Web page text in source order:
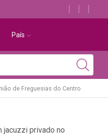
País
de Freguesias do Centro
jacuzzi privado no